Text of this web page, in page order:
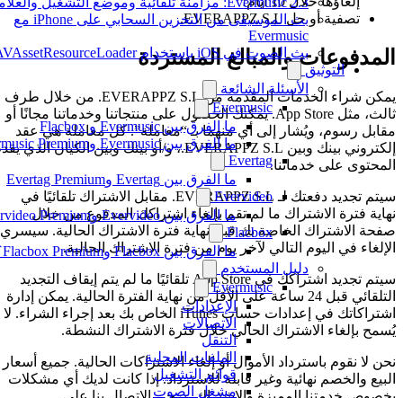
بث الموسيقى من التخزين السحابي على iPhone مع
Evermusic
بث الصوت في iOS باستخدام AVAssetResourceLoader
التوثيق
الأسئلة الشائعة
Evermusic
ما الفرق بين Evermusic و Flacbox
ما الفرق بين Evermusic وEvermusic Premium
Evertag
ما الفرق بين Evertag وEvertag Premium
Evervideo
ما الفرق بين Evervideo وEvervideo Premium؟
Flacbox
ما الفرق بين Flacbox وFlacbox Premium؟
دليل المستخدم
Evermusic
الإعدادات
الاتصالات
التنقل
الملفات المحلية
قوائم التشغيل
مشغل الصوت
تصفية أو حل EVERAPPZ S.L.
المدفوعات والمبالغ المستردة
يمكن شراء الخدمات المقدمة من EVERAPPZ S.L. من خلال طرف
ثالث، مثل App Store. يمكنك الحصول على منتجاتنا وخدماتنا مجانًا أو
مقابل رسوم، ويُشار إلى أي منهما بـ “معاملة”. كل معاملة هي عقد
إلكتروني بينك وبين EVERAPPZ S.L.، و/أو بينك وبين الكيان الذي يقدم
المحتوى على خدماتنا.
سيتم تجديد دفعتك لـ EVERAPPZ S.L. مقابل الاشتراك تلقائيًا في
نهاية فترة الاشتراك ما لم تقم بإلغاء اشتراكك المدفوع من خلال
صفحة الاشتراك الخاصة بك قبل نهاية فترة الاشتراك الحالية. سيسري
الإلغاء في اليوم التالي لآخر يوم من فترة الاشتراك الحالية.
سيتم تجديد اشتراكك في App Store تلقائيًا ما لم يتم إيقاف التجديد
التلقائي قبل 24 ساعة على الأقل من نهاية الفترة الحالية. يمكن إدارة
اشتراكاتك في إعدادات حساب iTunes الخاص بك بعد إجراء الشراء. لا
يُسمح بإلغاء الاشتراك الحالي خلال فترة الاشتراك النشطة.
نحن لا نقوم باسترداد الأموال أو إلغاء الاشتراكات الحالية. جميع أسعار
البيع والخصم نهائية وغير قابلة للاسترداد. إذا كانت لديك أي مشكلات